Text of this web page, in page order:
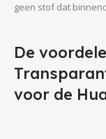
geen stof dat
De
voor de